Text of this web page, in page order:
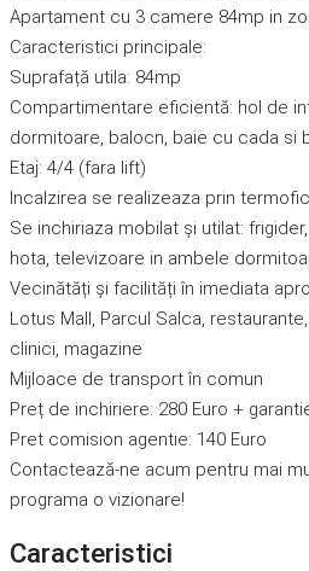
Apartament cu 3 camere 84mp in
Caracteristici principale:
Suprafață utila: 84mp
Compartimentare eficientă: hol de
dormitoare, balocn, baie cu cada si
Etaj: 4/4 (fara lift)
Incalzirea se realizeaza prin
Se inchiriaza mobilat și utilat:
hota, televizoare in ambele
Vecinătăți și facilități în imediata
Lotus Mall, Parcul Salca,
clinici, magazine
Mijloace de transport în comun
Preț de inchiriere: 280 Euro +
Pret comision agentie: 140 Euro
Contactează-ne acum pentru mai
programa o vizionare!
Caracteristici